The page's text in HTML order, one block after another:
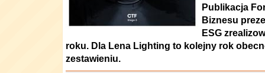
Publikacja
Biznesu
ESG
roku. Dla Lena Lighting to kolejny rok
zestawieniu.